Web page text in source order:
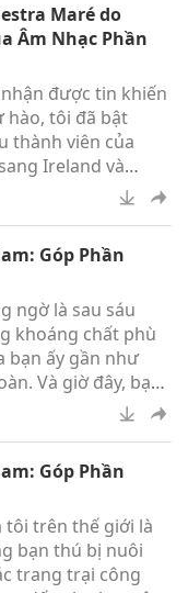
các em muốn,
gì mà các em
Maré do
Âm Nhạc Phần
được tin khiến
hào, tôi đã bật
thành viên của
Ireland và
chọn của Dàn
Dublin, Và em
nghiệp
tại châu Âu,
Góp Phần
ngờ là sau sáu
khoáng chất phù
bạn ấy gần như
Và giờ đây, bạn
chạy nhảy, vui
và được làm
thì sẽ không hề
của cô đã từng
Góp Phần
tôi trên thế giới là
bạn thú bị nuôi
trang trại công